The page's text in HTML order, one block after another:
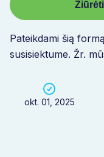
Pateikdami šią
susisiektume. Žr.
okt. 01, 2025